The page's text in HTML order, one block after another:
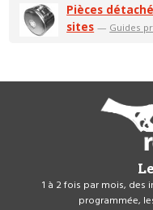
Pièces
sites — Guides
1 à 2 fois par mois, des
programmée,